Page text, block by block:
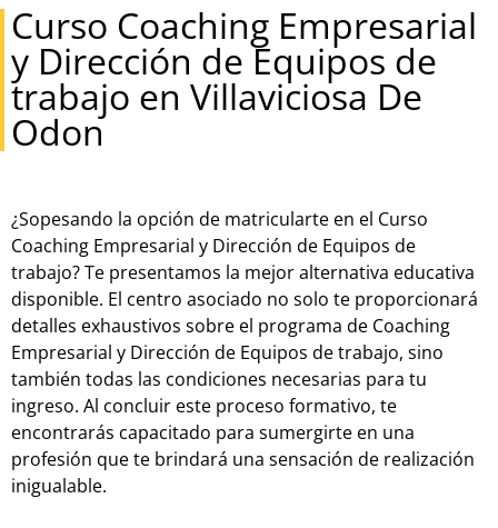
Curso Coaching Empresarial
y Dirección de Equipos de
trabajo en Villaviciosa De
Odon
¿Sopesando la opción de matricularte en el Curso
Coaching Empresarial y Dirección de Equipos de
trabajo? Te presentamos la mejor alternativa educativa
disponible. El centro asociado no solo te proporcionará
detalles exhaustivos sobre el programa de Coaching
Empresarial y Dirección de Equipos de trabajo, sino
también todas las condiciones necesarias para tu
ingreso. Al concluir este proceso formativo, te
encontrarás capacitado para sumergirte en una
profesión que te brindará una sensación de realización
inigualable.